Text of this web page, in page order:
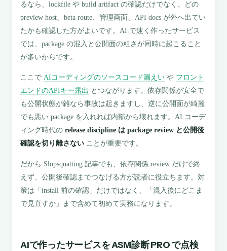
るなら、lockfile や build artifact の確認だけでなく、どの
preview host、beta route、管理画面、API docs が外へ出てい
たかも確認した方がよいです。AI で速く作ったサービス
では、package の混入と公開面の粗さが同時に起こること
が多いからです。
ここでAIコーディングのソースコード漏えい や フロント
エンドのAPIキー露出 とつながります。依存関係が安全で
も公開状態が雑なら事故は起きますし、逆に公開面が綺麗
でも悪い package を入れれば内部から壊れます。AI コーデ
ィング時代のrelease discipline は package review と公開後
確認を切り離さない ことが重要です。
だから Slopsquatting 記事でも、依存関係 review だけで終
えず、公開後確認までつなげる方が読者に役立ちます。対
策は「install 前の確認」だけではなく、「混入後にどこま
で見直すか」まで含めて初めて実務になります。
AIで作ったサービスを ASM診断 PRO で点検